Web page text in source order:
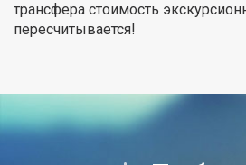
трансфера стоимость
пересчитывается!